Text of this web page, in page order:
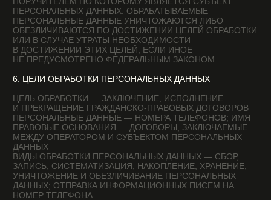
ИЛИ С УКАЗАННЫМИ ДОКУМЕНТАМИ. ОПЕРАТОР
НЕ НЕСЕТ ОТВЕТСТВЕННОСТЬ ЗА ДЕЙСТВИЯ ТРЕТЬИХ
ЛИЦ, В ТОМ ЧИСЛЕ УКАЗАННЫХ В НАСТОЯЩЕМ ПУНКТЕ
ПОСТАВЩИКОВ УСЛУГ.
8.6. УСТАНОВЛЕННЫЕ СУБЪЕКТОМ ПЕРСОНАЛЬНЫХ
ДАННЫХ ЗАПРЕТЫ НА ПЕРЕДАЧУ (КРОМЕ
ПРЕДОСТАВЛЕНИЯ ДОСТУПА), А ТАКЖЕ НА ОБРАБОТКУ
ИЛИ УСЛОВИЯ ОБРАБОТКИ (КРОМЕ ПОЛУЧЕНИЯ
ДОСТУПА) ПЕРСОНАЛЬНЫХ ДАННЫХ, РАЗРЕШЕННЫХ ДЛЯ
РАСПРОСТРАНЕНИЯ, НЕ ДЕЙСТВУЮТ В СЛУЧАЯХ
В ГОСУДАРСТВЕННЫХ, ОБЩЕСТВЕННЫХ И ИНЫХ
ПУБЛИЧНЫХ ИНТЕРЕСАХ, ОПРЕДЕЛЕННЫХ
8.7. ОПЕРАТОР ПРИ ОБРАБОТКЕ ПЕРСОНАЛЬНЫХ ДАННЫХ
ОБЕСПЕЧИВАЕТ КОНФИДЕНЦИАЛЬНОСТЬ
ПЕРСОНАЛЬНЫХ ДАННЫХ.
8.8. ОПЕРАТОР ОСУЩЕСТВЛЯЕТ ХРАНЕНИЕ
ПЕРСОНАЛЬНЫХ ДАННЫХ В ФОРМЕ, ПОЗВОЛЯЮЩЕЙ
ОПРЕДЕЛИТЬ СУБЪЕКТА ПЕРСОНАЛЬНЫХ ДАННЫХ,
НЕ ДОЛЬШЕ, ЧЕМ ЭТОГО ТРЕБУЮТ ЦЕЛИ ОБРАБОТКИ
ПЕРСОНАЛЬНЫХ ДАННЫХ, ЕСЛИ СРОК ХРАНЕНИЯ
ПЕРСОНАЛЬНЫХ ДАННЫХ НЕ УСТАНОВЛЕН
ФЕДЕРАЛЬНЫМ ЗАКОНОМ, ДОГОВОРОМ, СТОРОНОЙ
КОТОРОГО, ВЫГОДОПРИОБРЕТАТЕЛЕМ ИЛИ
ПОРУЧИТЕЛЕМ ПО КОТОРОМУ ЯВЛЯЕТСЯ СУБЪЕКТ
ПЕРСОНАЛЬНЫХ ДАННЫХ.
8.9. УСЛОВИЕМ ПРЕКРАЩЕНИЯ ОБРАБОТКИ
ПЕРСОНАЛЬНЫХ ДАННЫХ МОЖЕТ ЯВЛЯТЬСЯ